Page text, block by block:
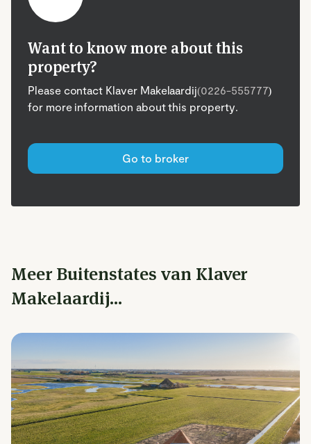
Want to know more about this
property?
Please contact Klaver Makelaardij(0226-555777)
for more information about this property.
Go to broker
Meer Buitenstates van Klaver
Makelaardij...